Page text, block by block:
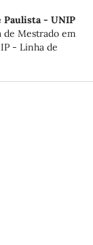
Paulista - UNIP
de Mestrado em
- Linha de